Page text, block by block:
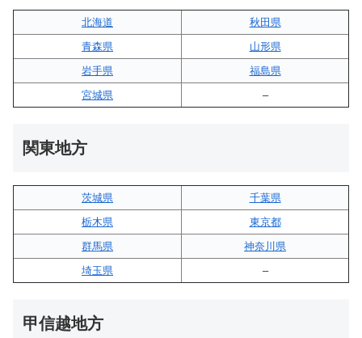
北海道
秋田県
青森県
山形県
岩手県
福島県
宮城県
–
関東地方
茨城県
千葉県
栃木県
東京都
群馬県
神奈川県
埼玉県
–
甲信越地方